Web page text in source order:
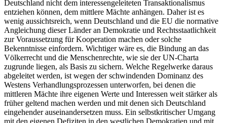
Deutschland nicht dem interessengeleiteten Transaktionalismus
entziehen können, dem mittlere Mächte anhängen. Daher ist es
wenig aussichtsreich, wenn Deutschland und die EU die normative
Angleichung dieser Länder an Demo­kratie und Rechtsstaatlichkeit
zur Voraussetzung für Kooperation machen oder solche
Bekenntnisse einfordern. Wichtiger wäre es, die Bindung an das
Völker­recht und die Menschenrechte, wie sie der UN-Charta
zugrunde liegen, als Basis zu sichern. Welche Regelwerke daraus
abgeleitet werden, ist wegen der schwindenden Dominanz des
Westens Verhandlungsprozessen unterworfen, bei denen die
mittleren Mächte ihre eigenen Werte und Interessen weit stär­ker als
früher geltend machen werden und mit denen sich Deutschland
eingehender auseinandersetzen muss. Ein selbstkritischer Umgang
mit den eigenen Defi­ziten in den westlichen Demokratien und mit